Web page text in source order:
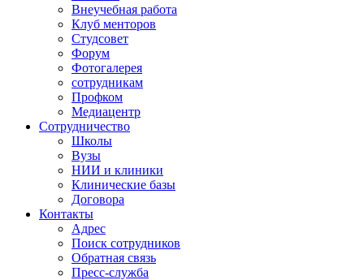
Внеучебная работа
Клуб менторов
Студсовет
Форум
Фотогалерея
сотрудникам
Профком
Медиацентр
Сотрудничество
Школы
Вузы
НИИ и клиники
Клинические базы
Договора
Контакты
Адрес
Поиск сотрудников
Обратная связь
Пресс-служба